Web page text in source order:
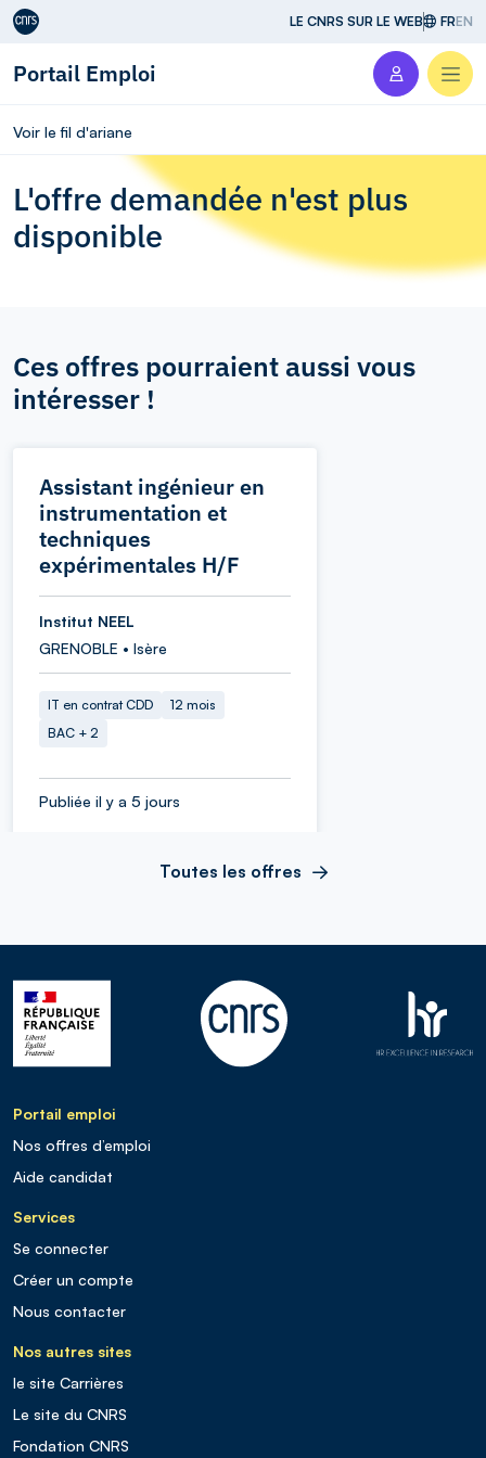
Aller au contenu LE CNRS SUR LE WEB FREN
Portail Emploi
Voir le fil d'ariane
L'offre demandée n'est plus
disponible
Ces offres pourraient aussi vous
intéresser !
Assistant ingénieur en
instrumentation et
techniques
expérimentales H/F
Institut NEEL
GRENOBLE • Isère
IT en contrat CDD
12 mois
BAC + 2
Publiée il y a 5 jours
Toutes les offres
Portail emploi
Nos offres d’emploi
Aide candidat
Services
Se connecter
Créer un compte
Nous contacter
Nos autres sites
le site Carrières
Le site du CNRS
Fondation CNRS